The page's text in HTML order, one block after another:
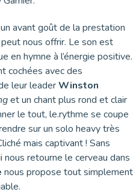
avant goût de la prestation
peut nous offrir. Le son est
en hymne à l’énergie positive.
cochées avec des
leur leaderWinston
et un chant plus rond et clair
le tout, le.rythme se coupe
sur un solo heavy très
mais captivant ! Sans
retourne le cerveau dans
nous propose tout simplement